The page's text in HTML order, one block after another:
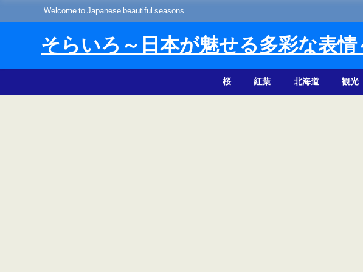
Welcome to Japanese beautiful seasons
そらいろ～日本が魅せる多彩な表
桜 紅葉 北海道 観光